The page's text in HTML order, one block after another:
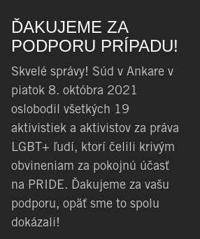
ĎAKUJEME ZA
PODPORU PRÍPADU!
Skvelé správy! Súd v Ankare v
piatok 8. októbra 2021
oslobodil všetkých 19
aktivistiek a aktivistov za práva
LGBT+ ľudí, ktorí čelili krivým
obvineniam za pokojnú účasť
na PRIDE. Ďakujeme za vašu
podporu, opäť sme to spolu
dokázali!